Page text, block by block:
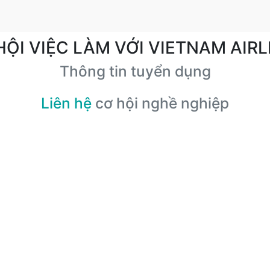
VIỆC LÀM VỚI VIETNAM
Thông tin tuyển dụng
Liên hệ cơ hội nghề nghiệp